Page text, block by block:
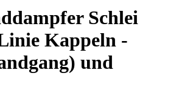
Schlei
Kappeln -
und